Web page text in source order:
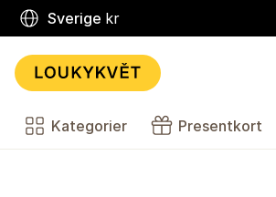
Sverige kr
Kategorier Presentkort